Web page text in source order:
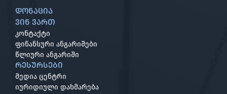
დონაცია
ვინ ვართ
კონტაქტი
ფინანსური ანგარიშები
წლიური ანგარიში
რესურსები
მედია ცენტრი
იურიდიული დახმარება